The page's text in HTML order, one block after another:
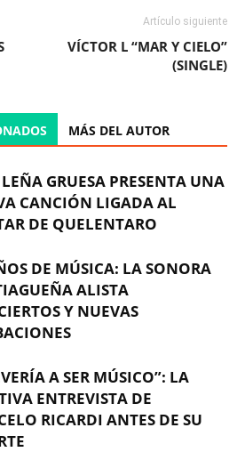
Artículo siguiente
VÍCTOR L “MAR Y CIELO”
(SINGLE)
MÁS DEL AUTOR
GRUESA PRESENTA UNA
CANCIÓN LIGADA AL
DE QUELENTARO
DE MÚSICA: LA SONORA
ALISTA
Y NUEVAS
A SER MÚSICO”: LA
ENTREVISTA DE
RICARDI ANTES DE SU